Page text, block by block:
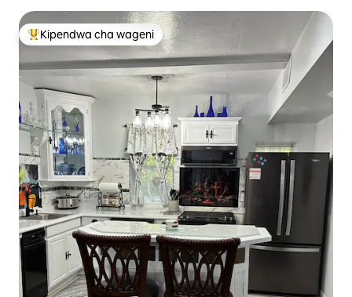
Kipendwa maarufu cha wageni
Kipendwa cha wageni